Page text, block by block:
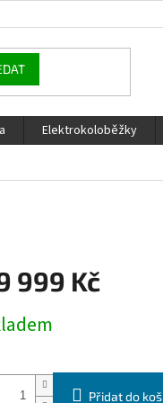
Elektrokoloběžky
999 Kč
Přidat do